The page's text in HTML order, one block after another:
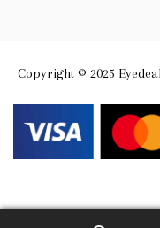
Copyright © 2025